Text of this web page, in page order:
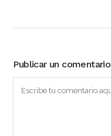
Publicar un comentario